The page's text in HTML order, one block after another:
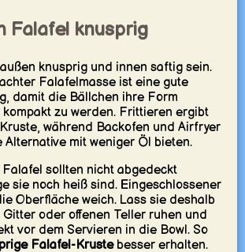
Falafel knusprig
knusprig und innen saftig sein.
Falafelmasse ist eine gute
damit die Bällchen ihre Form
kompakt zu werden. Frittieren ergibt
während Backofen und Airfryer
Alternative mit weniger Öl bieten.
sollten nicht abgedeckt
sie noch heiß sind. Eingeschlossener
Oberfläche weich. Lass sie deshalb
oder offenen Teller ruhen und
vor dem Servieren in die Bowl. So
Falafel-Krustebesser erhalten.